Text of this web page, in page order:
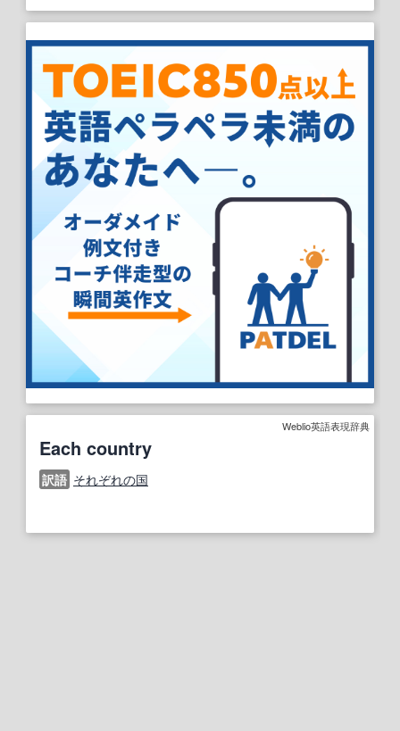
Weblio英語表現辞典
Each country
訳語 それぞれの国